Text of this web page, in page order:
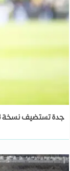
جدة تستضيف نسخة 2023 من بطولة كأس العالم للأندية